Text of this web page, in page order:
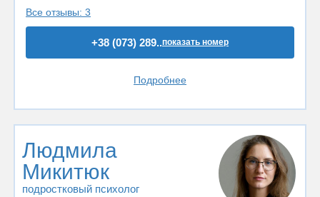
Все отзывы: 3
+38 (073) 289..показать номер
Подробнее
Людмила
Микитюк
подростковый психолог